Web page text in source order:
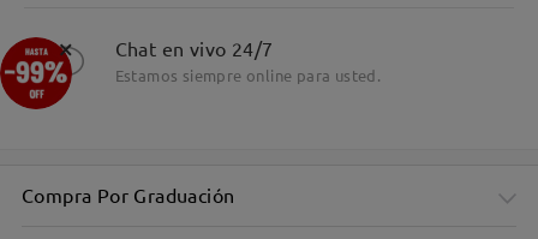
Chat en vivo 24/7
Estamos siempre online para usted.
Compra Por Graduación
×